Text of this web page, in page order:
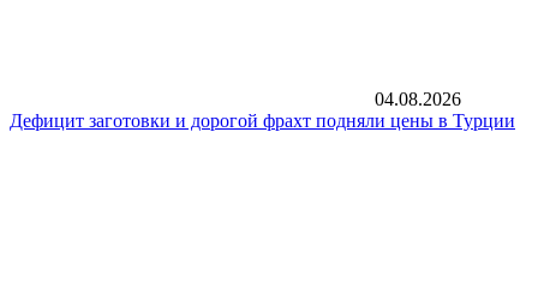
04.08.2026
Дефицит заготовки и дорогой фрахт подняли цены в Турции